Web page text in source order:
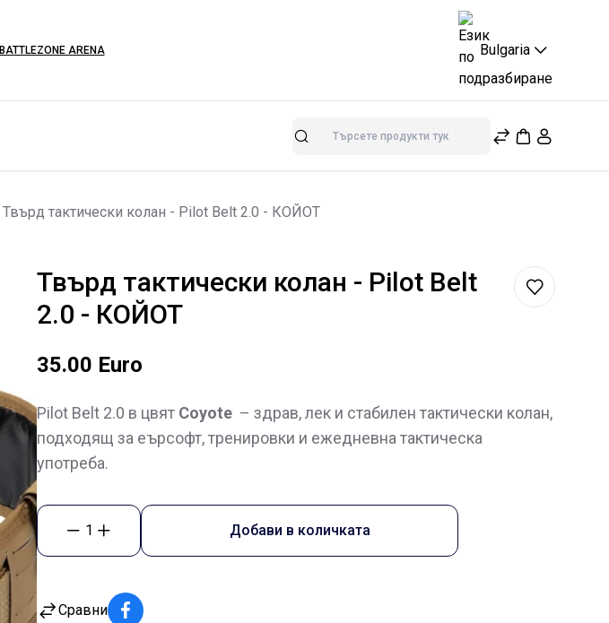
BATTLEZONE ARENA Bulgaria
Търсене
Твърд тактически колан - Pilot Belt 2.0 - КОЙОТ
Твърд тактически колан - Pilot Belt
2.0 - КОЙОТ
35.00 Euro
Pilot Belt 2.0 в цвят Coyote – здрав, лек и стабилен тактически колан,
подходящ за еърсофт, тренировки и ежедневна тактическа
употреба.
1 Добави в количката
Сравни